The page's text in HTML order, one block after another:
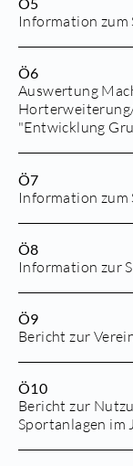
Ö5
Information zum
Ö6
Auswertung
"Entwicklung
Ö7
Information
Ö8
Information zur
Ö9
Bericht zur
Ö10
Bericht zur
Sportanlagen im